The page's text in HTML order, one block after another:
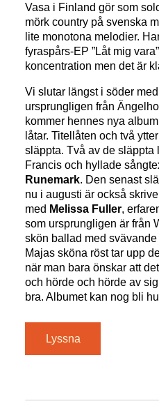
Vasa i Finland gör som
mörk country på svenska
lite monotona melodier.
fyraspårs-EP ”Låt mig
koncentration men det är
Vi slutar längst i söder med
ursprungligen från
kommer hennes nya
låtar. Titellåten och två
släppta. Två av de släppta
Francis och hyllade
Runemark. Den senast
nu i augusti är också
med Melissa Fuller,
som ursprungligen är från
skön ballad med
Majas sköna röst tar upp
när man bara önskar att
och hörde och hörde av
bra. Albumet kan nog bli
Lyssna